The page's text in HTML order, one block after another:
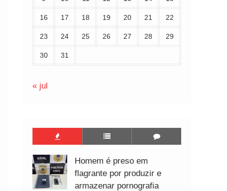
16 17 18 19 20 21 22
23 24 25 26 27 28 29
30 31
« jul
Homem é preso em
flagrante por produzir e
armazenar pornografia